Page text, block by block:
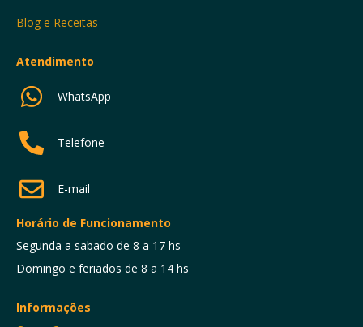
Blog e Receitas
Atendimento
WhatsApp
Telefone
E-mail
Horário de Funcionamento
Segunda a sabado de 8 a 17 hs
Domingo e feriados de 8 a 14 hs
Informações